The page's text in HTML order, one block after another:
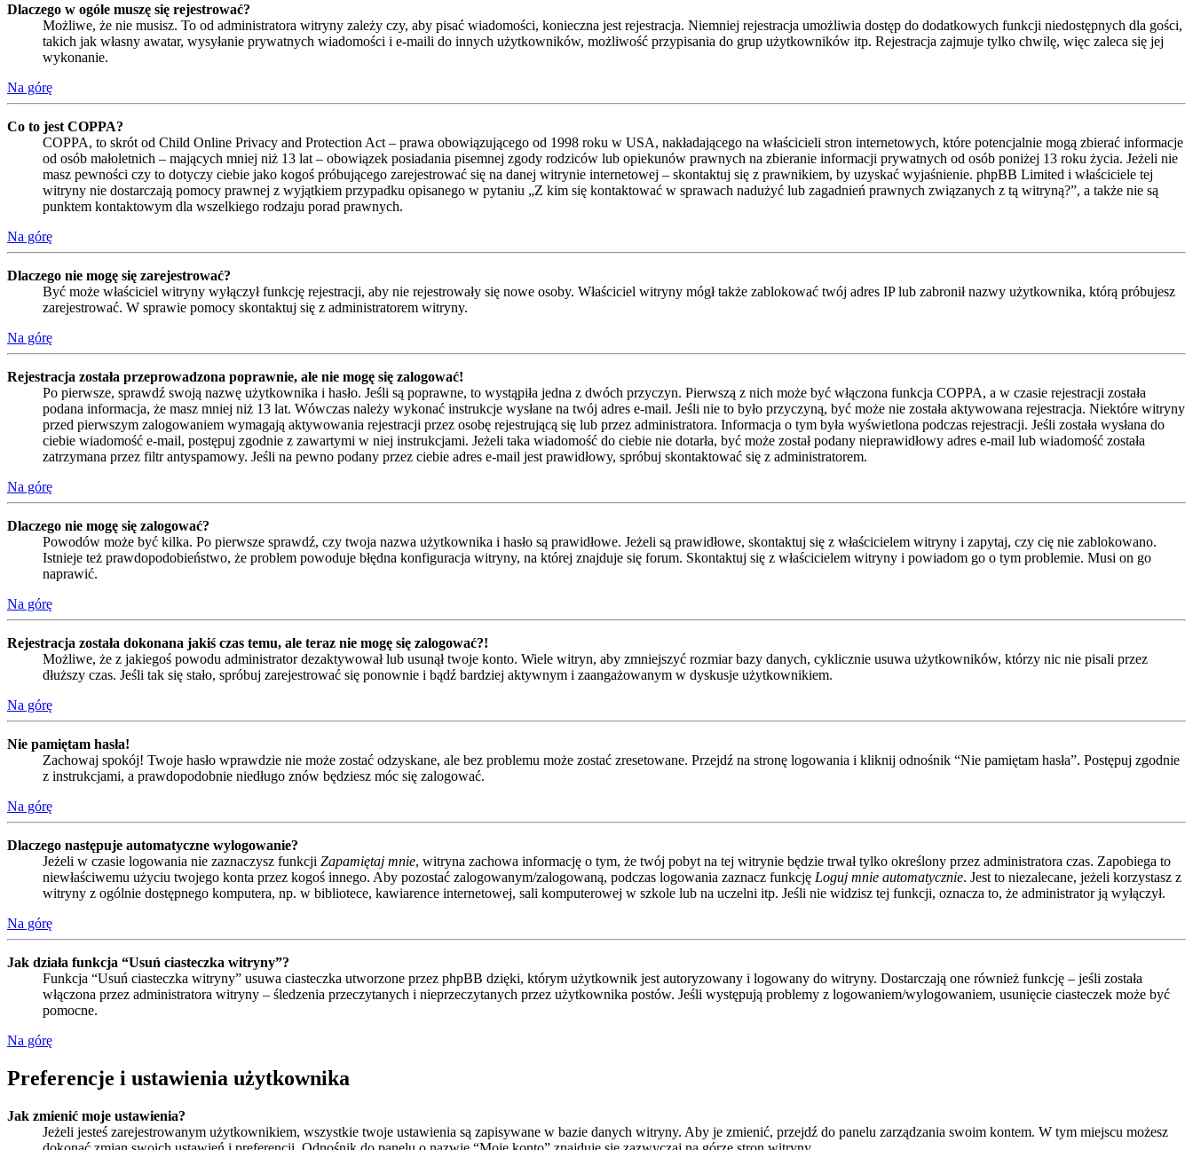
Dlaczego w ogóle muszę się rejestrować?
Możliwe, że nie musisz. To od administratora witryny zależy czy, aby pisać wiadomości, konieczna jest rejestracja. Niemniej rejestracja umożliwia dostęp do dodatkowych funkcji niedostępnych dla gości,
takich jak własny awatar, wysyłanie prywatnych wiadomości i e-maili do innych użytkowników, możliwość przypisania do grup użytkowników itp. Rejestracja zajmuje tylko chwilę, więc zaleca się jej
wykonanie.
Na górę
Co to jest COPPA?
COPPA, to skrót od Child Online Privacy and Protection Act – prawa obowiązującego od 1998 roku w USA, nakładającego na właścicieli stron internetowych, które potencjalnie mogą zbierać informacje
od osób małoletnich – mających mniej niż 13 lat – obowiązek posiadania pisemnej zgody rodziców lub opiekunów prawnych na zbieranie informacji prywatnych od osób poniżej 13 roku życia. Jeżeli nie
masz pewności czy to dotyczy ciebie jako kogoś próbującego zarejestrować się na danej witrynie internetowej – skontaktuj się z prawnikiem, by uzyskać wyjaśnienie. phpBB Limited i właściciele tej
witryny nie dostarczają pomocy prawnej z wyjątkiem przypadku opisanego w pytaniu „Z kim się kontaktować w sprawach nadużyć lub zagadnień prawnych związanych z tą witryną?”, a także nie są
punktem kontaktowym dla wszelkiego rodzaju porad prawnych.
Na górę
Dlaczego nie mogę się zarejestrować?
Być może właściciel witryny wyłączył funkcję rejestracji, aby nie rejestrowały się nowe osoby. Właściciel witryny mógł także zablokować twój adres IP lub zabronił nazwy użytkownika, którą próbujesz
zarejestrować. W sprawie pomocy skontaktuj się z administratorem witryny.
Na górę
Rejestracja została przeprowadzona poprawnie, ale nie mogę się zalogować!
Po pierwsze, sprawdź swoją nazwę użytkownika i hasło. Jeśli są poprawne, to wystąpiła jedna z dwóch przyczyn. Pierwszą z nich może być włączona funkcja COPPA, a w czasie rejestracji została
podana informacja, że masz mniej niż 13 lat. Wówczas należy wykonać instrukcje wysłane na twój adres e-mail. Jeśli nie to było przyczyną, być może nie została aktywowana rejestracja. Niektóre witryny
przed pierwszym zalogowaniem wymagają aktywowania rejestracji przez osobę rejestrującą się lub przez administratora. Informacja o tym była wyświetlona podczas rejestracji. Jeśli została wysłana do
ciebie wiadomość e-mail, postępuj zgodnie z zawartymi w niej instrukcjami. Jeżeli taka wiadomość do ciebie nie dotarła, być może został podany nieprawidłowy adres e-mail lub wiadomość została
zatrzymana przez filtr antyspamowy. Jeśli na pewno podany przez ciebie adres e-mail jest prawidłowy, spróbuj skontaktować się z administratorem.
Na górę
Dlaczego nie mogę się zalogować?
Powodów może być kilka. Po pierwsze sprawdź, czy twoja nazwa użytkownika i hasło są prawidłowe. Jeżeli są prawidłowe, skontaktuj się z właścicielem witryny i zapytaj, czy cię nie zablokowano.
Istnieje też prawdopodobieństwo, że problem powoduje błędna konfiguracja witryny, na której znajduje się forum. Skontaktuj się z właścicielem witryny i powiadom go o tym problemie. Musi on go
naprawić.
Na górę
Rejestracja została dokonana jakiś czas temu, ale teraz nie mogę się zalogować?!
Możliwe, że z jakiegoś powodu administrator dezaktywował lub usunął twoje konto. Wiele witryn, aby zmniejszyć rozmiar bazy danych, cyklicznie usuwa użytkowników, którzy nic nie pisali przez
dłuższy czas. Jeśli tak się stało, spróbuj zarejestrować się ponownie i bądź bardziej aktywnym i zaangażowanym w dyskusje użytkownikiem.
Na górę
Nie pamiętam hasła!
Zachowaj spokój! Twoje hasło wprawdzie nie może zostać odzyskane, ale bez problemu może zostać zresetowane. Przejdź na stronę logowania i kliknij odnośnik “Nie pamiętam hasła”. Postępuj zgodnie
z instrukcjami, a prawdopodobnie niedługo znów będziesz móc się zalogować.
Na górę
Dlaczego następuje automatyczne wylogowanie?
Jeżeli w czasie logowania nie zaznaczysz funkcji Zapamiętaj mnie, witryna zachowa informację o tym, że twój pobyt na tej witrynie będzie trwał tylko określony przez administratora czas. Zapobiega to
niewłaściwemu użyciu twojego konta przez kogoś innego. Aby pozostać zalogowanym/zalogowaną, podczas logowania zaznacz funkcję Loguj mnie automatycznie. Jest to niezalecane, jeżeli korzystasz z
witryny z ogólnie dostępnego komputera, np. w bibliotece, kawiarence internetowej, sali komputerowej w szkole lub na uczelni itp. Jeśli nie widzisz tej funkcji, oznacza to, że administrator ją wyłączył.
Na górę
Jak działa funkcja “Usuń ciasteczka witryny”?
Funkcja “Usuń ciasteczka witryny” usuwa ciasteczka utworzone przez phpBB dzięki, którym użytkownik jest autoryzowany i logowany do witryny. Dostarczają one również funkcję – jeśli została
włączona przez administratora witryny – śledzenia przeczytanych i nieprzeczytanych przez użytkownika postów. Jeśli występują problemy z logowaniem/wylogowaniem, usunięcie ciasteczek może być
pomocne.
Na górę
Preferencje i ustawienia użytkownika
Jak zmienić moje ustawienia?
Jeżeli jesteś zarejestrowanym użytkownikiem, wszystkie twoje ustawienia są zapisywane w bazie danych witryny. Aby je zmienić, przejdź do panelu zarządzania swoim kontem. W tym miejscu możesz